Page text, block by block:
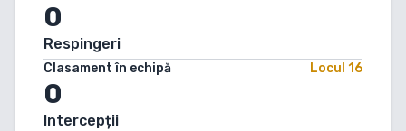
0
Respingeri
Clasament în echipă Locul 16
0
Intercepții